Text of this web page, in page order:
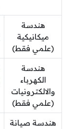
هندسة
ميكانيكية
(علمي فقط)
هندسة
الكهرباء
والالكترونيات
(علمي فقط)
هندسة صيانة